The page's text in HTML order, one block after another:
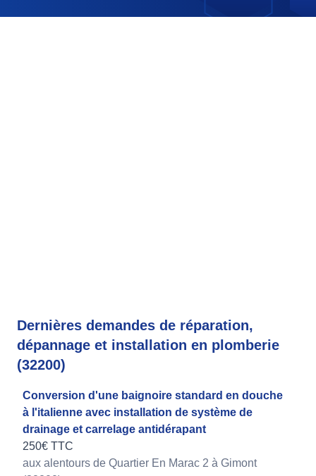
Dernières demandes de réparation,
dépannage et installation en plomberie
(32200)
Conversion d'une baignoire standard en douche
à l'italienne avec installation de système de
drainage et carrelage antidérapant
250€ TTC
aux alentours de Quartier En Marac 2 à Gimont